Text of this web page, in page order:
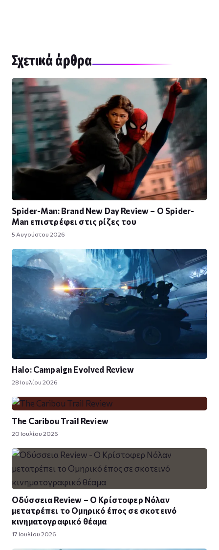
Σχετικά άρθρα
Spider-Man: Brand New Day Review – Ο Spider-
Man επιστρέφει στις ρίζες του
5 Αυγούστου 2026
Halo: Campaign Evolved Review
28 Ιουλίου 2026
The Caribou Trail Review
20 Ιουλίου 2026
Οδύσσεια Review – Ο Κρίστοφερ Νόλαν
μετατρέπει το Ομηρικό έπος σε σκοτεινό
κινηματογραφικό θέαμα
17 Ιουλίου 2026